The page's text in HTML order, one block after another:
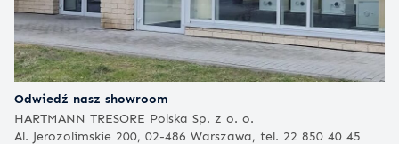
Odwiedź nasz showroom
HARTMANN TRESORE Polska Sp. z o. o.
Al. Jerozolimskie 200, 02-486 Warszawa, tel. 22 850 40 45